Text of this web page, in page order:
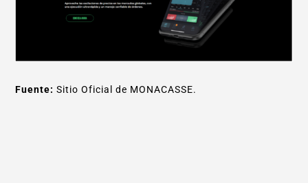
Fuente: Sitio Oficial de MONACASSE.